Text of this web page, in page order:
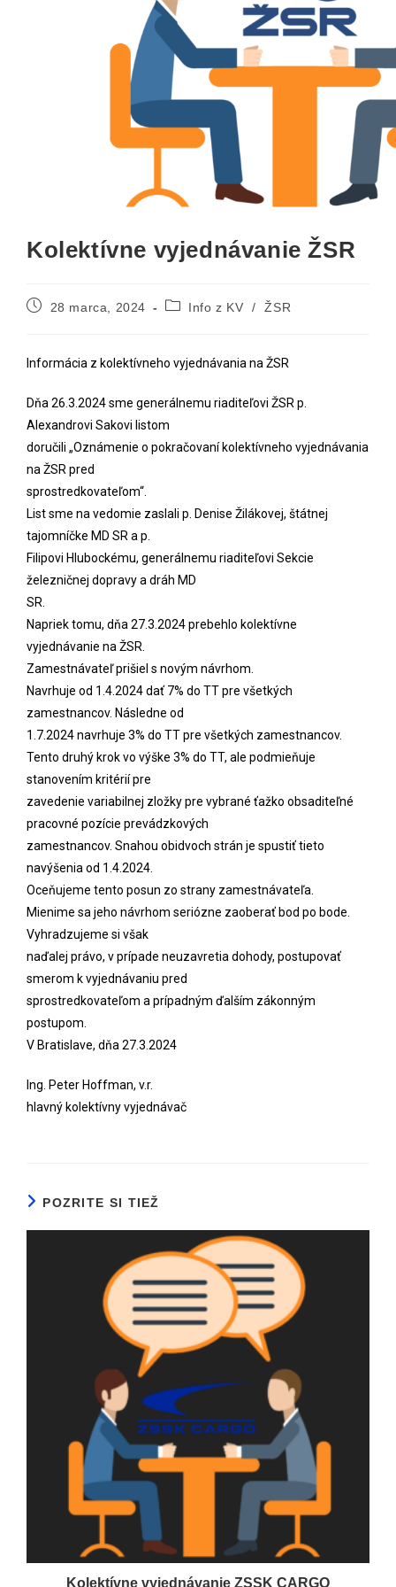
Kolektívne vyjednávanie ŽSR
28 marca, 2024 Info z KV / ŽSR
Informácia z kolektívneho vyjednávania na ŽSR
Dňa 26.3.2024 sme generálnemu riaditeľovi ŽSR p.
Alexandrovi Sakovi listom
doručili „Oznámenie o pokračovaní kolektívneho vyjednávania
na ŽSR pred
sprostredkovateľom“.
List sme na vedomie zaslali p. Denise Žilákovej, štátnej
tajomníčke MD SR a p.
Filipovi Hlubockému, generálnemu riaditeľovi Sekcie
železničnej dopravy a dráh MD
SR.
Napriek tomu, dňa 27.3.2024 prebehlo kolektívne
vyjednávanie na ŽSR.
Zamestnávateľ prišiel s novým návrhom.
Navrhuje od 1.4.2024 dať 7% do TT pre všetkých
zamestnancov. Následne od
1.7.2024 navrhuje 3% do TT pre všetkých zamestnancov.
Tento druhý krok vo výške 3% do TT, ale podmieňuje
stanovením kritérií pre
zavedenie variabilnej zložky pre vybrané ťažko obsaditeľné
pracovné pozície prevádzkových
zamestnancov. Snahou obidvoch strán je spustiť tieto
navýšenia od 1.4.2024.
Oceňujeme tento posun zo strany zamestnávateľa.
Mienime sa jeho návrhom seriózne zaoberať bod po bode.
Vyhradzujeme si však
naďalej právo, v prípade neuzavretia dohody, postupovať
smerom k vyjednávaniu pred
sprostredkovateľom a prípadným ďalším zákonným
postupom.
V Bratislave, dňa 27.3.2024
Ing. Peter Hoffman, v.r.
hlavný kolektívny vyjednávač
POZRITE SI TIEŽ
Kolektívne vyjednávanie ZSSK CARGO